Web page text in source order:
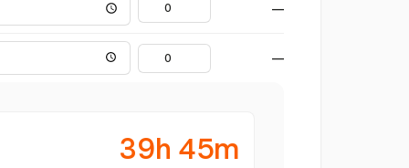
—
—
39h 45m